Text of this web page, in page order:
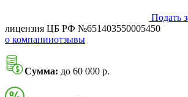
Подать
лицензия ЦБ РФ №651403550005450
о компанииотзывы
Сумма: до 60 000 р.